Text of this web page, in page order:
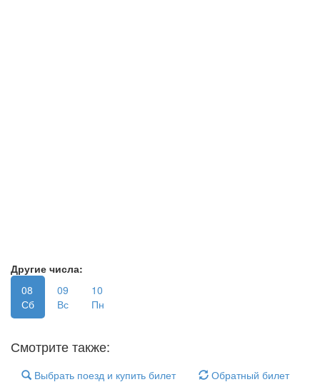
Другие числа:
08
Сб
09
Вс
10
Пн
Смотрите также:
Выбрать поезд и купить билет
Обратный билет